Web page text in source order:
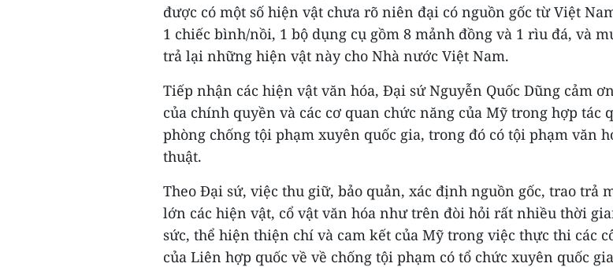
được có một số hiện vật chưa rõ niên đại có nguồn gốc từ Việt
1 chiếc bình/nồi, 1 bộ dụng cụ gồm 8 mảnh đồng và 1 rìu đá, và
trả lại những hiện vật này cho Nhà nước Việt Nam.
Tiếp nhận các hiện vật văn hóa, Đại sứ Nguyễn Quốc Dũng cảm
của chính quyền và các cơ quan chức năng của Mỹ trong hợp tác
phòng chống tội phạm xuyên quốc gia, trong đó có tội phạm văn
thuật.
Theo Đại sứ, việc thu giữ, bảo quản, xác định nguồn gốc, trao trả
lớn các hiện vật, cổ vật văn hóa như trên đòi hỏi rất nhiều thời
sức, thể hiện thiện chí và cam kết của Mỹ trong việc thực thi các
của Liên hợp quốc về về chống tội phạm có tổ chức xuyên quốc gia